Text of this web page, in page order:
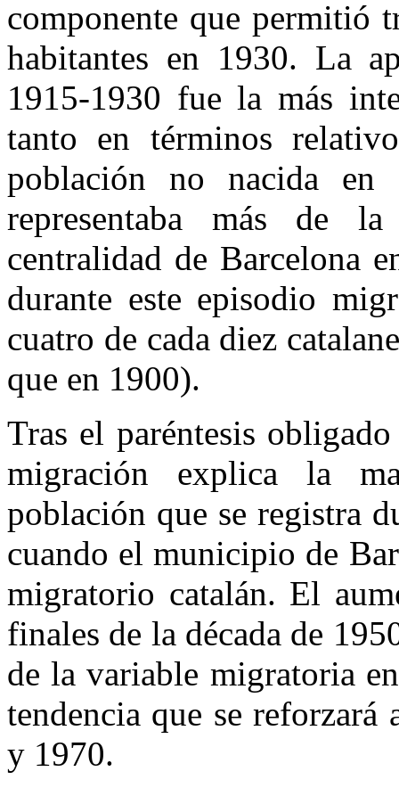
componente que permitió
habitantes en 1930. La
1915-1930 fue la más
tanto en términos
población no nacida
representaba más de
centralidad de Barcelona
durante este episodio
cuatro de cada diez
que en 1900).
Tras el paréntesis
migración explica la
población que se registra
cuando el municipio de
migratorio catalán. El
finales de la década de
de la variable migratoria
tendencia que se reforzará
y 1970.